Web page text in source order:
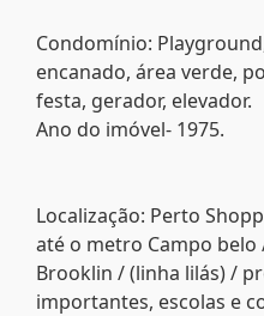
Condomínio:
encanado, área verde,
festa, gerador, elevador.
Ano do imóvel- 1975.
Localização: Perto
até o metro Campo
Brooklin / (linha lilás) /
importantes, escolas e